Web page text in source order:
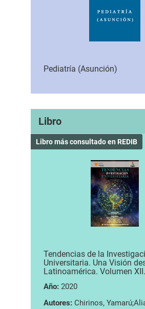
Pediatría (Asunción)
Libro
Libro más consultado en REDIB
Tendencias de la
Universitaria. Una Visión
Latinoamérica. Volumen
Año: 2020
Autores: Chirinos,